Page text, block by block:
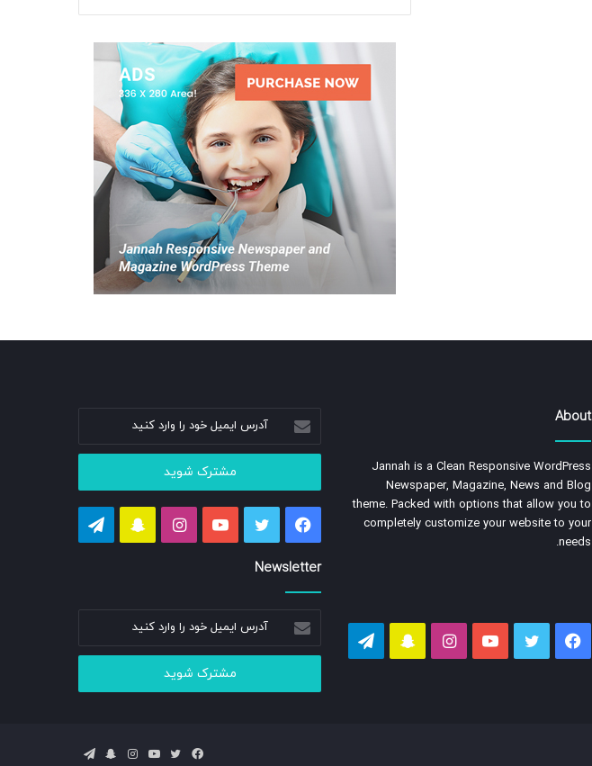
About
Jannah is a Clean Responsive WordPress
Newspaper, Magazine, News and Blog
theme. Packed with options that allow you to
completely customize your website to your
needs.
فیسبوک توییتر یوتیوب اینستاگرام
اسنپ
ایمیل
خود
وارد
کنید
فیسبوک توییتر یوتیوب اینستاگرام
اسنپ
Newsletter
ایمیل
خود
وارد
فیسبوک
توییتر یوتیوباینستاگرام
اسنپ